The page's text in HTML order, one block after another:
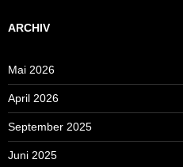
ARCHIV
Mai 2026
April 2026
September 2025
Juni 2025